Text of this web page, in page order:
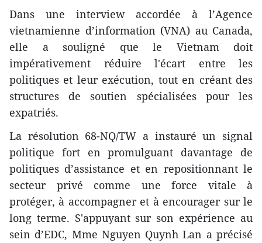
​Dans une interview accordée à l’Agence
vietnamienne d’information (VNA) au Canada,
elle a souligné que le Vietnam doit
impérativement réduire l'écart entre les
politiques et leur exécution, tout en créant des
structures de soutien spécialisées pour les
expatriés.
La résolution 68-NQ/TW a instauré un signal
politique fort en promulguant davantage de
politiques d’assistance et en repositionnant le
secteur privé comme une force vitale à
protéger, à accompagner et à encourager sur le
long terme. S'appuyant sur son expérience au
sein d’EDC, Mme Nguyen Quynh Lan a précisé